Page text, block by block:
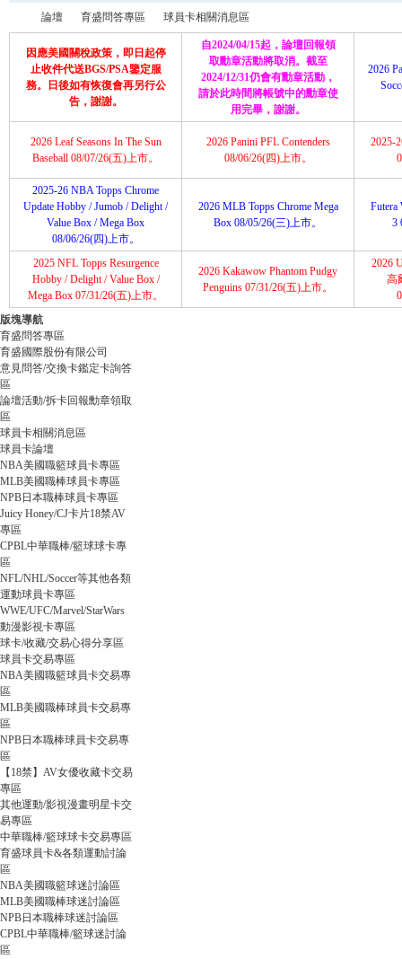
球
員
卡
»
論壇
›
育盛問答專區
›
球員卡相關消息區
因應美國關稅政策，即日起停
止收件代送BGS/PSA鑒定服
務。日後如有恢復會再另行公
告，謝謝。
自2024/04/15起，論壇回報領
取勳章活動將取消。截至
2024/12/31仍會有勳章活動，
請於此時間將帳號中的勳章使
用完畢，謝謝。
2026
2026 Leaf Seasons In The Sun
Baseball 08/07/26(五)上市。
2026 Panini PFL Contenders
08/06/26(四)上市。
2025-
2025-26 NBA Topps Chrome
Update Hobby / Jumob / Delight /
Value Box / Mega Box
08/06/26(四)上市。
2026 MLB Topps Chrome Mega
Box 08/05/26(三)上市。
Futera
3
2025 NFL Topps Resurgence
Hobby / Delight / Value Box /
Mega Box 07/31/26(五)上市。
2026 Kakawow Phantom Pudgy
Penguins 07/31/26(五)上市。
2026
高
版塊導航
育盛問答專區
育盛國際股份有限公司
意見問答/交換卡鑑定卡詢答
區
論壇活動/拆卡回報勳章領取
區
球員卡相關消息區
球員卡論壇
NBA美國職籃球員卡專區
MLB美國職棒球員卡專區
NPB日本職棒球員卡專區
Juicy Honey/CJ卡片18禁AV
專區
CPBL中華職棒/籃球球卡專
區
NFL/NHL/Soccer等其他各類
運動球員卡專區
WWE/UFC/Marvel/StarWars
動漫影視卡專區
球卡/收藏/交易心得分享區
球員卡交易專區
NBA美國職籃球員卡交易專
區
MLB美國職棒球員卡交易專
區
NPB日本職棒球員卡交易專
區
【18禁】AV女優收藏卡交易
專區
其他運動/影視漫畫明星卡交
易專區
中華職棒/籃球球卡交易專區
育盛球員卡&各類運動討論
區
NBA美國職籃球迷討論區
MLB美國職棒球迷討論區
NPB日本職棒球迷討論區
CPBL中華職棒/籃球迷討論
區